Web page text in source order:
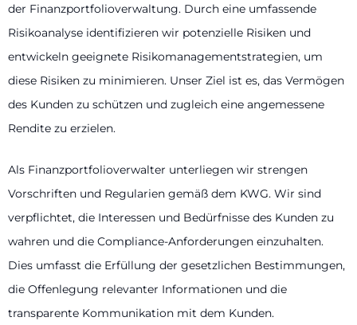
der Finanzportfolioverwaltung. Durch eine umfassende
Risikoanalyse identifizieren wir potenzielle Risiken und
entwickeln geeignete Risikomanagementstrategien, um
diese Risiken zu minimieren. Unser Ziel ist es, das Vermögen
des Kunden zu schützen und zugleich eine angemessene
Rendite zu erzielen.
Als Finanzportfolioverwalter unterliegen wir strengen
Vorschriften und Regularien gemäß dem KWG. Wir sind
verpflichtet, die Interessen und Bedürfnisse des Kunden zu
wahren und die Compliance-Anforderungen einzuhalten.
Dies umfasst die Erfüllung der gesetzlichen Bestimmungen,
die Offenlegung relevanter Informationen und die
transparente Kommunikation mit dem Kunden.